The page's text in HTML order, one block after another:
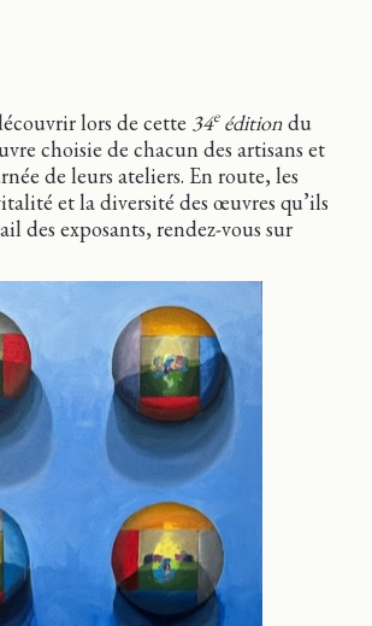
lors de cette 34eéditiondu
choisie de chacun des artisans et
de leurs ateliers. En route, les
et la diversité des œuvres qu’ils
des exposants, rendez-vous sur